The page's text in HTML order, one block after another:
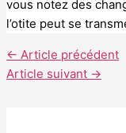
vous notez des
l’otite peut se
← Article précédent
Article suivant →